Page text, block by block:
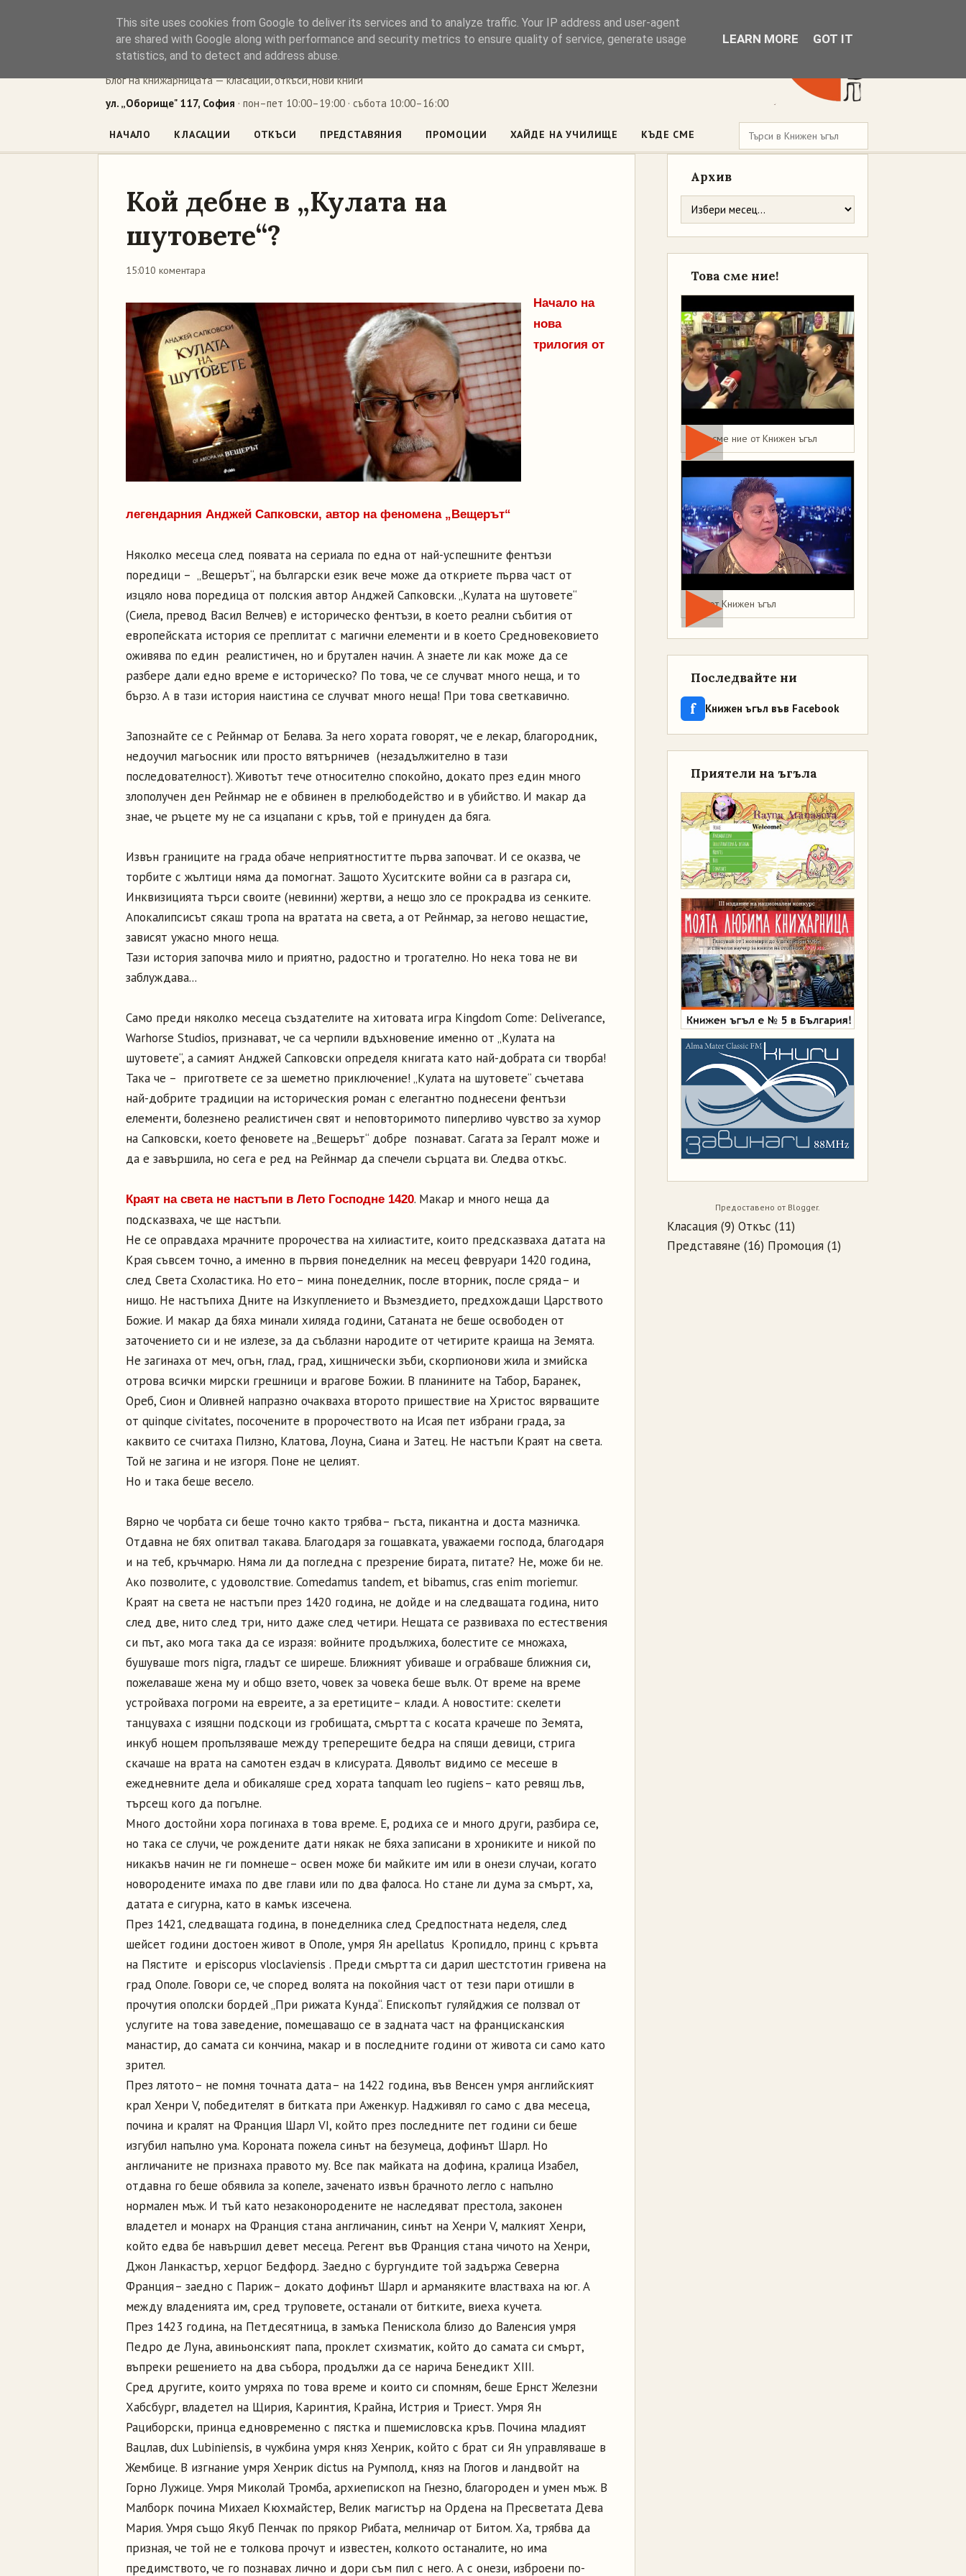
Книжен ъгъл
Блог на книжарницата — класации, откъси, нови книги
ул. „Оборище" 117, София · пон–пет 10:00–19:00 · събота 10:00–16:00
НАЧАЛО КЛАСАЦИИ ОТКЪСИ ПРЕДСТАВЯНИЯ ПРОМОЦИИ ХАЙДЕ НА УЧИЛИЩЕ КЪДЕ СМЕ
Кой дебне в „Кулата на
шутовете“?
15:010 коментара
Начало на
нова
трилогия от
легендарния Анджей Сапковски, автор на феномена „Вещерът“
Няколко месеца след появата на сериала по една от най-успешните фентъзи
поредици – „Вещерът“, на български език вече може да откриете първа част от
изцяло нова поредица от полския автор Анджей Сапковски. „Кулата на шутовете“
(Сиела, превод Васил Велчев) е историческо фентъзи, в което реални събития от
европейската история се преплитат с магични елементи и в което Средновековието
оживява по един реалистичен, но и брутален начин. А знаете ли как може да се
разбере дали едно време е историческо? По това, че се случват много неща, и то
бързо. А в тази история наистина се случват много неща! При това светкавично.
Запознайте се с Рейнмар от Белава. За него хората говорят, че е лекар, благородник,
недоучил магьосник или просто вятърничев (незадължително в тази
последователност). Животът тече относително спокойно, докато през един много
злополучен ден Рейнмар не е обвинен в прелюбодейство и в убийство. И макар да
знае, че ръцете му не са изцапани с кръв, той е принуден да бяга.
Извън границите на града обаче неприятноститте първа започват. И се оказва, че
торбите с жълтици няма да помогнат. Защото Хуситските войни са в разгара си,
Инквизицията търси своите (невинни) жертви, а нещо зло се прокрадва из сенките.
Апокалипсисът сякаш тропа на вратата на света, а от Рейнмар, за негово нещастие,
зависят ужасно много неща.
Тази история започва мило и приятно, радостно и трогателно. Но нека това не ви
заблуждава...
Само преди няколко месеца създателите на хитовата игра Kingdom Come: Deliverance,
Warhorse Studios, признават, че са черпили вдъхновение именно от „Кулата на
шутовете“, а самият Анджей Сапковски определя книгата като най-добрата си творба!
Така че – пригответе се за шеметно приключение! „Кулата на шутовете“ съчетава
най-добрите традиции на историческия роман с елегантно поднесени фентъзи
елементи, болезнено реалистичен свят и неповторимото пиперливо чувство за хумор
на Сапковски, което феновете на „Вещерът“ добре познават. Сагата за Гералт може и
да е завършила, но сега е ред на Рейнмар да спечели сърцата ви. Следва откъс.
Краят на света не настъпи в Лето Господне 1420. Макар и много неща да
подсказваха, че ще настъпи.
Не се оправдаха мрачните пророчества на хилиастите, които предсказваха датата на
Края съвсем точно, а именно в първия понеделник на месец февруари 1420 година,
след Света Схоластика. Но ето – мина понеделник, после вторник, после сряда – и
нищо. Не настъпиха Дните на Изкуплението и Възмездието, предхождащи Царството
Божие. И макар да бяха минали хиляда години, Сатаната не беше освободен от
заточението си и не излезе, за да съблазни народите от четирите краища на Земята.
Не загинаха от меч, огън, глад, град, хищнически зъби, скорпионови жила и змийска
отрова всички мирски грешници и врагове Божии. В планините на Табор, Баранек,
Ореб, Сион и Оливней напразно очакваха второто пришествие на Христос вярващите
от quinque civitates, посочените в пророчеството на Исая пет избрани града, за
каквито се считаха Пилзно, Клатова, Лоуна, Сиана и Затец. Не настъпи Краят на света.
Той не загина и не изгоря. Поне не целият.
Но и така беше весело.
Вярно че чорбата си беше точно както трябва – гъста, пикантна и доста мазничка.
Отдавна не бях опитвал такава. Благодаря за гощавката, уважаеми господа, благодаря
и на теб, кръчмарю. Няма ли да погледна с презрение бирата, питате? Не, може би не.
Ако позволите, с удоволствие. Comedamus tandem, et bibamus, cras enim moriemur.
Краят на света не настъпи през 1420 година, не дойде и на следващата година, нито
след две, нито след три, нито даже след четири. Нещата се развиваха по естествения
си път, ако мога така да се изразя: войните продължиха, болестите се множаха,
бушуваше mors nigra, гладът се ширеше. Ближният убиваше и ограбваше ближния си,
пожелаваше жена му и общо взето, човек за човека беше вълк. От време на време
устройваха погроми на евреите, а за еретиците – клади. А новостите: скелети
танцуваха с изящни подскоци из гробищата, смъртта с косата крачеше по Земята,
инкуб нощем пропълзяваше между треперещите бедра на спящи девици, стрига
скачаше на врата на самотен ездач в клисурата. Дяволът видимо се месеше в
ежедневните дела и обикаляше сред хората tanquam leo rugiеns – като ревящ лъв,
търсещ кого да погълне.
Много достойни хора погинаха в това време. Е, родиха се и много други, разбира се,
но така се случи, че рождените дати някак не бяха записани в хрониките и никой по
никакъв начин не ги помнеше – освен може би майките им или в онези случаи, когато
новородените имаха по две глави или по два фалоса. Но стане ли дума за смърт, ха,
датата е сигурна, като в камък изсечена.
През 1421, следващата година, в понеделника след Средпостната неделя, след
шейсет години достоен живот в Ополе, умря Ян apellatus Кропидло, принц с кръвта
на Пястите и episcopus vloclaviensis . Преди смъртта си дарил шестстотин гривена на
град Ополе. Говори се, че според волята на покойния част от тези пари отишли в
прочутия ополски бордей „При рижата Кунда“. Епископът гуляйджия се ползвал от
услугите на това заведение, помещаващо се в задната част на францисканския
манастир, до самата си кончина, макар и в последните години от живота си само като
зрител.
През лятото – не помня точната дата – на 1422 година, във Венсен умря английският
крал Хенри V, победителят в битката при Аженкур. Надживял го само с два месеца,
почина и кралят на Франция Шарл VІ, който през последните пет години си беше
изгубил напълно ума. Короната пожела синът на безумеца, дофинът Шарл. Но
англичаните не признаха правото му. Все пак майката на дофина, кралица Изабел,
отдавна го беше обявила за копеле, заченато извън брачното легло с напълно
нормален мъж. И тъй като незаконородените не наследяват престола, законен
владетел и монарх на Франция стана англичанин, синът на Хенри V, малкият Хенри,
който едва бе навършил девет месеца. Регент във Франция стана чичото на Хенри,
Джон Ланкастър, херцог Бедфорд. Заедно с бургундите той задържа Северна
Франция – заедно с Париж – докато дофинът Шарл и арманяките властваха на юг. А
между владенията им, сред труповете, останали от битките, виеха кучета.
През 1423 година, на Петдесятница, в замъка Пенискола близо до Валенсия умря
Педро де Луна, авиньонският папа, проклет схизматик, който до самата си смърт,
въпреки решението на два събора, продължи да се нарича Бенедикт ХІІІ.
Сред другите, които умряха по това време и които си спомням, беше Ернст Железни
Хабсбург, владетел на Щирия, Каринтия, Крайна, Истрия и Триест. Умря Ян
Рациборски, принца едновременно с пястка и пшемисловска кръв. Почина младият
Вацлав, dux Lubiniensis, в чужбина умря княз Хенрик, който с брат си Ян управляваше в
Жембице. В изгнание умря Хенрик dictus на Румполд, княз на Глогов и ландвойт на
Горно Лужице. Умря Миколай Тромба, архиепископ на Гнезно, благороден и умен мъж. В
Малборк почина Михаел Кюхмайстер, Велик магистър на Ордена на Пресветата Дева
Мария. Умря също Якуб Пенчак по прякор Рибата, мелничар от Битом. Ха, трябва да
призная, че той не е толкова прочут и известен, колкото останалите, но има
предимството, че го познавах лично и дори съм пил с него. А с онези, изброени по-
Архив
Това сме ние!
Това сме ние от Книжен ъгъл
Мая от Книжен ъгъл
Последвайте ни
f Книжен ъгъл във Facebook
Приятели на ъгъла
Предоставено от Blogger.
Класация (9) Откъс (11)
Представяне (16) Промоция (1)
This site uses cookies from Google to deliver its services and to analyze traffic. Your IP address and user-agent
are shared with Google along with performance and security metrics to ensure quality of service, generate usage
statistics, and to detect and address abuse.
LEARN MORE GOT IT